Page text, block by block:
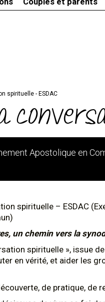
spirituelle - ESDAC
Apostolique en
spirituelle – ESDAC
un chemin vers la
spirituelle », issue
en vérité, et aider les
de pratique, de